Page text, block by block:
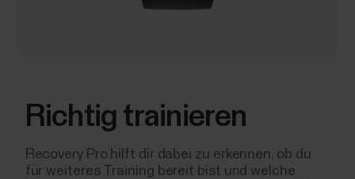
Richtig trainieren
Recovery Pro hilft dir dabei zu erkennen, ob du
für weiteres Training bereit bist und welche